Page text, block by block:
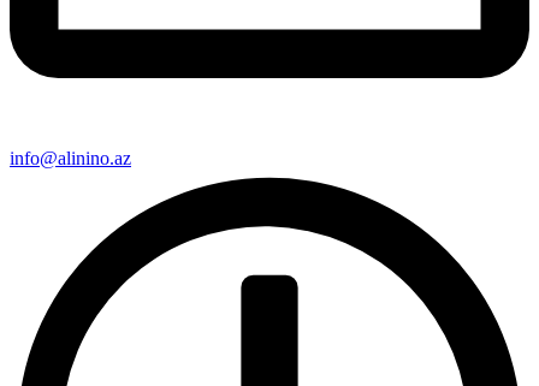
info@alinino.az